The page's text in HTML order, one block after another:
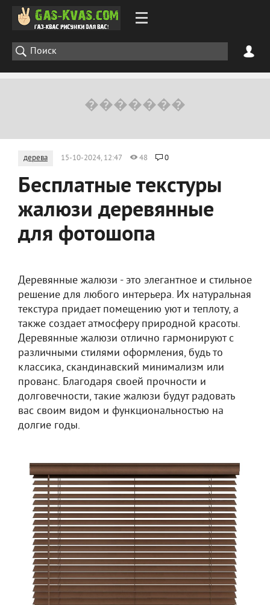
дерева 15-10-2024, 12:47 48 0
Бесплатные текстуры
жалюзи деревянные
для фотошопа
Деревянные жалюзи - это элегантное и стильное
решение для любого интерьера. Их натуральная
текстура придает помещению уют и теплоту, а
также создает атмосферу природной красоты.
Деревянные жалюзи отлично гармонируют с
различными стилями оформления, будь то
классика, скандинавский минимализм или
прованс. Благодаря своей прочности и
долговечности, такие жалюзи будут радовать
вас своим видом и функциональностью на
долгие годы.